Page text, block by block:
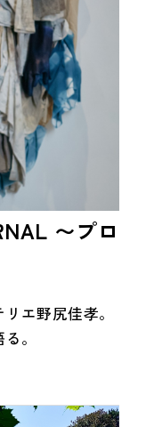
〜プロ
エ野尻佳孝。
。